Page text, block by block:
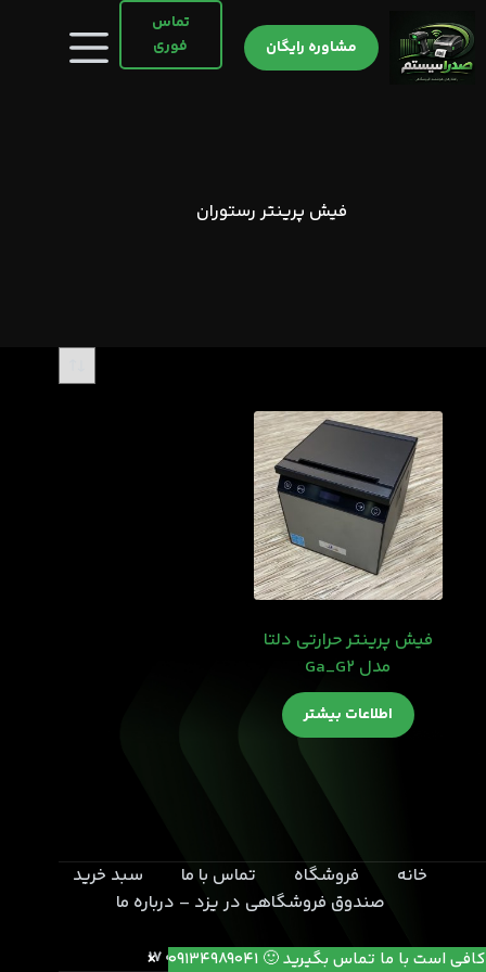
کافی است با ما تماس بگیرید 🙂 09134989041
به
محتوا
مشاوره رایگان
تماس
فوری
فیش پرینتر رستوران
فیش پرینتر حرارتی دلتا
مدل Ga_G۲
اطلاعات بیشتر
خانه فروشگاه تماس با ما
سبد خرید
صندوق فروشگاهی در یزد – درباره ما
یزد- بلوار خامنه ای- انتهای کوچه 17